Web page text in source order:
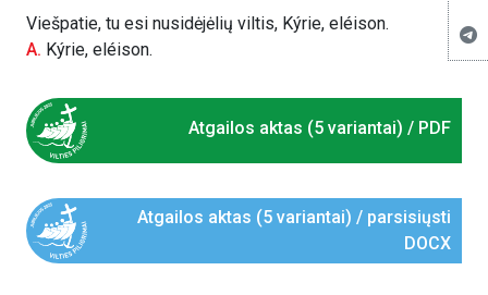
Viešpatie, tu esi nusidėjėlių viltis, Kýrie, eléison.
A. Kýrie, eléison.
Atgailos aktas (5 variantai) / PDF
Atgailos aktas (5 variantai) / parsisiųsti
DOCX